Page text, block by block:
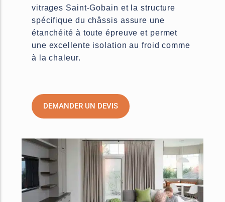
vitrages Saint-Gobain et la structure
spécifique du châssis assure une
étanchéité à toute épreuve et permet
une excellente isolation au froid comme
à la chaleur.
DEMANDER UN DEVIS